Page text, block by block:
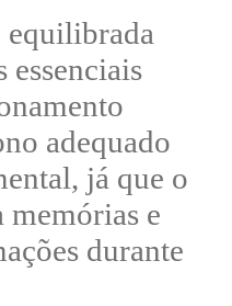
equilibrada
essenciais
adequado
já que o
memórias e
durante